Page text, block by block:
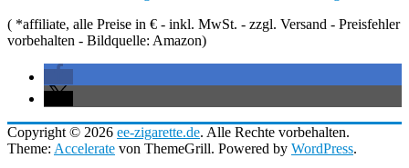
( *affiliate, alle Preise in € - inkl. MwSt. - zzgl. Versand - Preisfehler
vorbehalten - Bildquelle: Amazon)
Copyright © 2026 ee-zigarette.de. Alle Rechte vorbehalten.
Theme: Accelerate von ThemeGrill. Powered by WordPress.